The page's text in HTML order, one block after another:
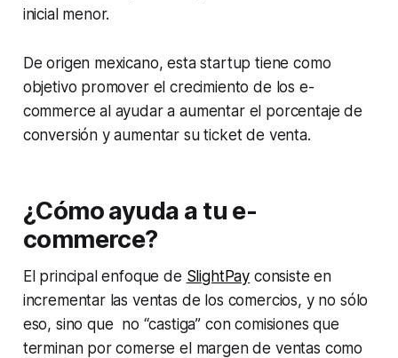
inicial menor.
De origen mexicano, esta startup tiene como
objetivo promover el crecimiento de los e-
commerce al ayudar a aumentar el porcentaje de
conversión y aumentar su ticket de venta.
¿Cómo ayuda a tu e-
commerce?
El principal enfoque de SlightPay consiste en
incrementar las ventas de los comercios, y no sólo
eso, sino que no “castiga” con comisiones que
terminan por comerse el margen de ventas como